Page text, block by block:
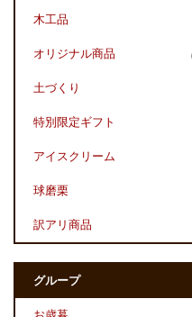
木工品
オリジナル商品
土づくり
特別限定ギフト
アイスクリーム
球磨栗
訳アリ商品
グループ